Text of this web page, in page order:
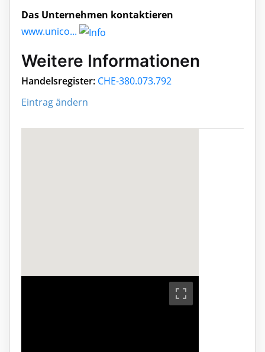
Das Unternehmen kontaktieren
www.unico...
Weitere Informationen
Handelsregister: CHE-380.073.792
Eintrag ändern